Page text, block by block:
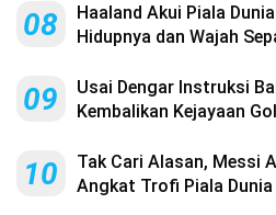
08
Haaland Akui Piala
Hidupnya dan Wajah
09
Usai Dengar Instruksi
Kembalikan Kejayaan
10
Tak Cari Alasan, Messi
Angkat Trofi Piala Dunia